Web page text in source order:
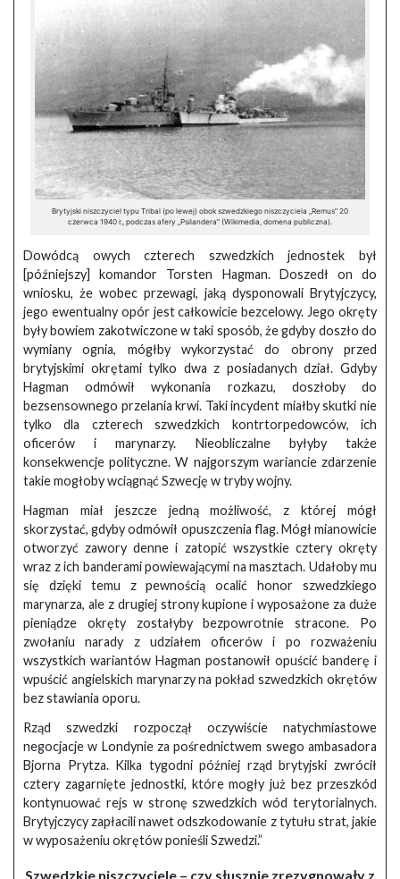
Brytyjski niszczyciel typu Tribal (po lewej) obok szwedzkiego niszczyciela „Remus” 20
czerwca 1940 r., podczas afery „Psilandera” (Wikimedia, domena publiczna).
Dowódcą owych czterech szwedzkich jednostek był
[późniejszy] komandor Torsten Hagman. Doszedł on do
wniosku, że wobec przewagi, jaką dysponowali Brytyjczycy,
jego ewentualny opór jest całkowicie bezcelowy. Jego okręty
były bowiem zakotwiczone w taki sposób, że gdyby doszło do
wymiany ognia, mógłby wykorzystać do obrony przed
brytyjskimi okrętami tylko dwa z posiadanych dział. Gdyby
Hagman odmówił wykonania rozkazu, doszłoby do
bezsensownego przelania krwi. Taki incydent miałby skutki nie
tylko dla czterech szwedzkich kontrtorpedowców, ich
oficerów i marynarzy. Nieobliczalne byłyby także
konsekwencje polityczne. W najgorszym wariancie zdarzenie
takie mogłoby wciągnąć Szwecję w tryby wojny.
Hagman miał jeszcze jedną możliwość, z której mógł
skorzystać, gdyby odmówił opuszczenia flag. Mógł mianowicie
otworzyć zawory denne i zatopić wszystkie cztery okręty
wraz z ich banderami powiewającymi na masztach. Udałoby mu
się dzięki temu z pewnością ocalić honor szwedzkiego
marynarza, ale z drugiej strony kupione i wyposażone za duże
pieniądze okręty zostałyby bezpowrotnie stracone. Po
zwołaniu narady z udziałem oficerów i po rozważeniu
wszystkich wariantów Hagman postanowił opuścić banderę i
wpuścić angielskich marynarzy na pokład szwedzkich okrętów
bez stawiania oporu.
Rząd szwedzki rozpoczął oczywiście natychmiastowe
negocjacje w Londynie za pośrednictwem swego ambasadora
Bjorna Prytza. Kilka tygodni później rząd brytyjski zwrócił
cztery zagarnięte jednostki, które mogły już bez przeszkód
kontynuować rejs w stronę szwedzkich wód terytorialnych.
Brytyjczycy zapłacili nawet odszkodowanie z tytułu strat, jakie
w wyposażeniu okrętów ponieśli Szwedzi.”
Szwedzkie niszczyciele – czy słusznie zrezygnowały z